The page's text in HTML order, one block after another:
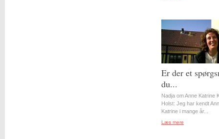
Er der et
du...
Nadja om Anne Katrine
Holst: Jeg har kendt
Katrine i mange år...
Læs mere